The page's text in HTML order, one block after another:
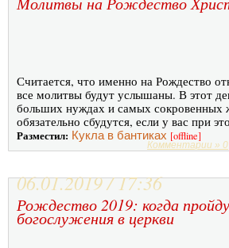
Считается, что именно на Рождество
все молитвы будут услышаны. В этот
больших нуждах и самых сокровенных
обязательно сбудутся, если у вас при
Разместил: Кукла в бантиках [offline]
Комментарии » 0
06.01.2019 / 17:36
Рождество 2019: когда
богослужения в церкви